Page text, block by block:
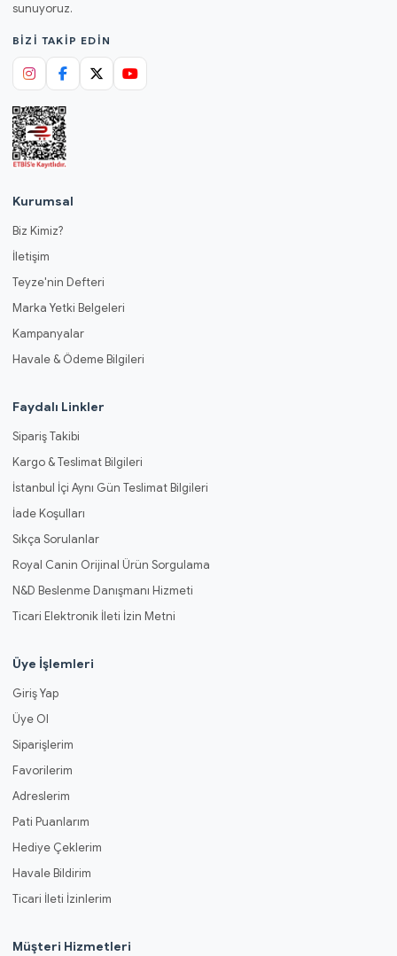
sunuyoruz.
BIZI TAKIP EDIN
Kurumsal
Biz Kimiz?
İletişim
Teyze'nin Defteri
Marka Yetki Belgeleri
Kampanyalar
Havale & Ödeme Bilgileri
Faydalı Linkler
Sipariş Takibi
Kargo & Teslimat Bilgileri
İstanbul İçi Aynı Gün Teslimat Bilgileri
İade Koşulları
Sıkça Sorulanlar
Royal Canin Orijinal Ürün Sorgulama
N&D Beslenme Danışmanı Hizmeti
Ticari Elektronik İleti İzin Metni
Üye İşlemleri
Giriş Yap
Üye Ol
Siparişlerim
Favorilerim
Adreslerim
Pati Puanlarım
Hediye Çeklerim
Havale Bildirim
Ticari İleti İzinlerim
Müşteri Hizmetleri